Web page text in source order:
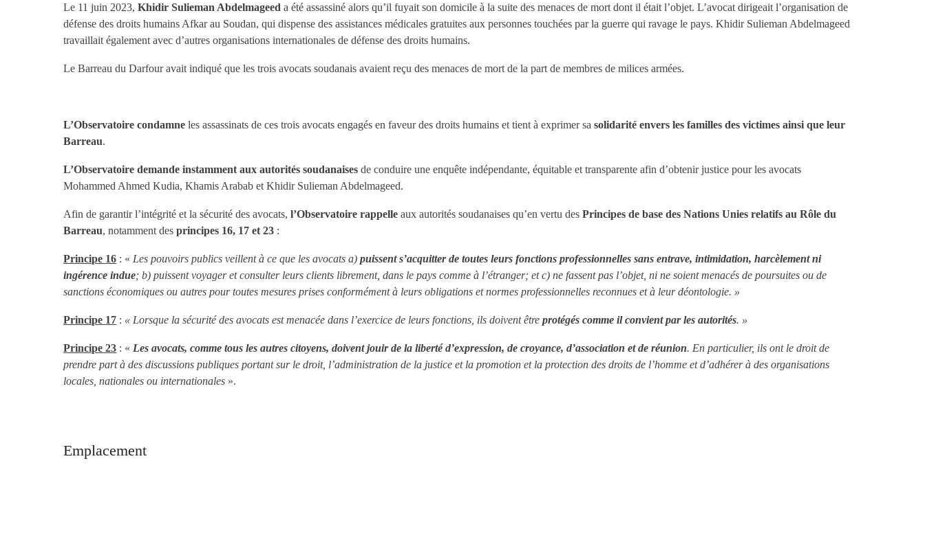
Le 11 juin 2023,Khidir Sulieman Abdelmageed a été assassiné alors qu’il fuyait son domicile à la suite des menaces de mort dont il était l’objet. L’avocat dirigeait l’organisation de
défense des droits humains Afkar au Soudan, qui dispense des assistances médicales gratuites aux personnes touchées par la guerre qui ravage le pays. Khidir Sulieman Abdelmageed
travaillait également avec d’autres organisations internationales de défense des droits humains.
Le Barreau du Darfour avait indiqué que les trois avocats soudanais avaient reçu des menaces de mort de la part de membres de milices armées.
L’Observatoire condamneles assassinats de ces trois avocats engagés en faveur des droits humains et tient à exprimer sasolidarité envers les familles des victimes ainsi que leur
Barreau.
L’Observatoire demande instamment aux autorités soudanaises de conduire une enquête indépendante, équitable et transparente afin d’obtenir justice pour les avocats
Mohammed Ahmed Kudia, Khamis Arabab et Khidir Sulieman Abdelmageed.
Afin de garantir l’intégrité et la sécurité des avocats,l’Observatoire rappelle aux autorités soudanaises qu’en vertu desPrincipes de base des Nations Unies relatifs au Rôle du
Barreau, notamment desprincipes 16, 17 et 23 :
Principe 16 : « Les pouvoirs publics veillent à ce que les avocats a)puissent s’acquitter de toutes leurs fonctions professionnelles sans entrave, intimidation, harcèlement ni
ingérence indue; b) puissent voyager et consulter leurs clients librement, dans le pays comme à l’étranger; et c) ne fassent pas l’objet, ni ne soient menacés de poursuites ou de
sanctions économiques ou autres pour toutes mesures prises conformément à leurs obligations et normes professionnelles reconnues et à leur déontologie. »
Principe 17 : « Lorsque la sécurité des avocats est menacée dans l’exercice de leurs fonctions, ils doivent êtreprotégés comme il convient par les autorités. »
Principe 23 : « Les avocats, comme tous les autres citoyens, doivent jouir de la liberté d’expression, de croyance, d’association et de réunion. En particulier, ils ont le droit de
prendre part à des discussions publiques portant sur le droit, l’administration de la justice et la promotion et la protection des droits de l’homme et d’adhérer à des organisations
locales, nationales ou internationales ».
Emplacement